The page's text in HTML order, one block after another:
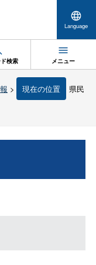
Language
検索 メニュー
> 現在の位置
県民